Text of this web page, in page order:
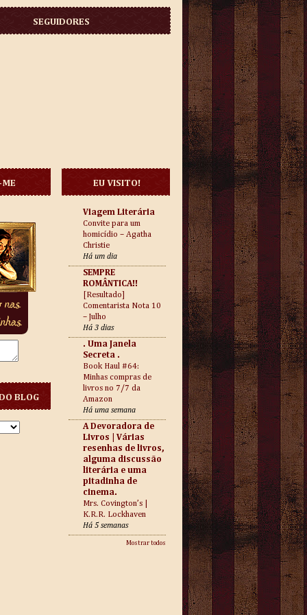
SEGUIDORES
BLOG
EU VISITO!
Viagem Literária
Convite para um
homicídio – Agatha
Christie
Há um dia
SEMPRE
ROMÂNTICA!!
[Resultado]
Comentarista Nota 10
– Julho
Há 3 dias
. Uma Janela
Secreta .
Book Haul #64:
Minhas compras de
livros no 7/7 da
Amazon
Há uma semana
A Devoradora de
Livros | Várias
resenhas de livros,
alguma discussão
literária e uma
pitadinha de
cinema.
Mrs. Covington’s |
K.R.R. Lockhaven
Há 5 semanas
Mostrar todos